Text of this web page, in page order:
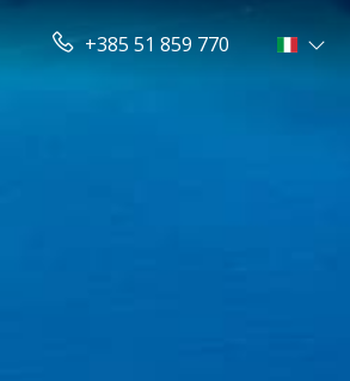
+385 51 859 770